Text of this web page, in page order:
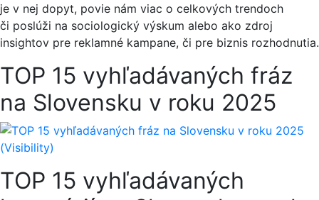
je v nej dopyt, povie nám viac o celkových trendoch
či poslúži na sociologický výskum alebo ako zdroj
insightov pre reklamné kampane, či pre biznis rozhodnutia.
TOP 15 vyhľadávaných fráz
na Slovensku v roku 2025
TOP 15 vyhľadávaných